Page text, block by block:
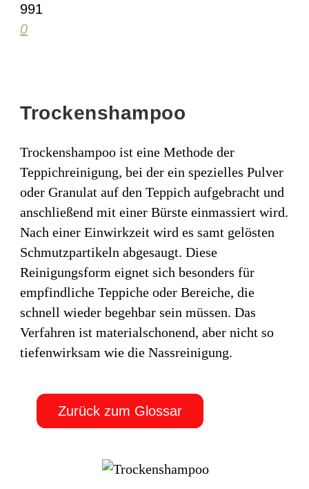
991
0
Trockenshampoo
Trockenshampoo ist eine Methode der
Teppichreinigung, bei der ein spezielles Pulver
oder Granulat auf den Teppich aufgebracht und
anschließend mit einer Bürste einmassiert wird.
Nach einer Einwirkzeit wird es samt gelösten
Schmutzpartikeln abgesaugt. Diese
Reinigungsform eignet sich besonders für
empfindliche Teppiche oder Bereiche, die
schnell wieder begehbar sein müssen. Das
Verfahren ist materialschonend, aber nicht so
tiefenwirksam wie die Nassreinigung.
Zurück zum Glossar